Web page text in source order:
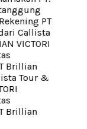
PT
Callista
VICTORI
Brillian
Tour &
Brillian